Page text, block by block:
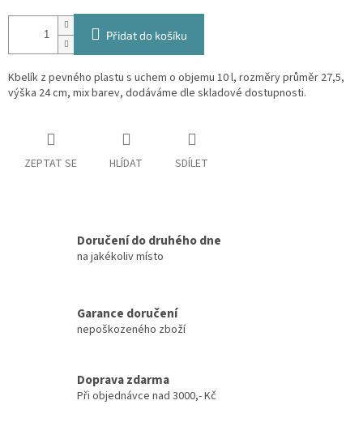
Přidat do košíku
Kbelík z pevného plastu s uchem o objemu 10 l, rozměry průměr 27,5,
výška 24 cm, mix barev, dodáváme dle skladové dostupnosti.
ZEPTAT SE HLÍDAT SDÍLET
Doručení do druhého dne
na jakékoliv místo
Garance doručení
nepoškozeného zboží
Doprava zdarma
Při objednávce nad 3000,- Kč